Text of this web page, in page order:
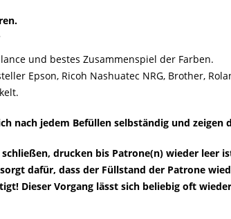
und bestes Zusammenspiel der Farben.
Epson, Ricoh Nashuatec NRG, Brother,
nach jedem Befüllen selbständig und
drucken bis Patrone(n) wieder leer
dafür, dass der Füllstand der Patrone
Dieser Vorgang lässt sich beliebig oft